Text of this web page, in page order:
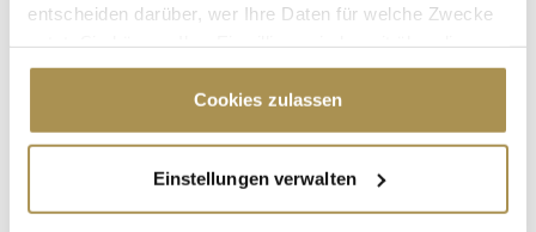
entscheiden darüber, wer Ihre Daten für welche Zwecke
Cookie-Erklärung oder durch Klicken auf das Privacy
Trigger Symbol ändern oder widerrufen
Informationen über Ihre geografische Lage
erfassen, welche bis auf einige Meter genau sein
Cookies zulassen
Einstellungen verwalten